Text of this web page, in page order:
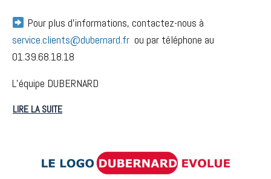
Pour plus d’informations, contactez-nous à
service.clients@dubernard.fr ou par téléphone au
01.39.68.18.18
L’équipe DUBERNARD
LIRE LA SUITE